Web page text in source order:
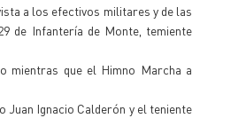
a los efectivos militares y de las
de Infantería de Monte, temiente
mientras que el Himno Marcha a
Ignacio Calderón y el teniente